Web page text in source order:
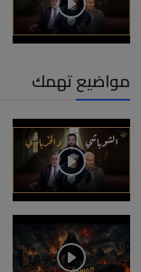
مواضيع تهمك